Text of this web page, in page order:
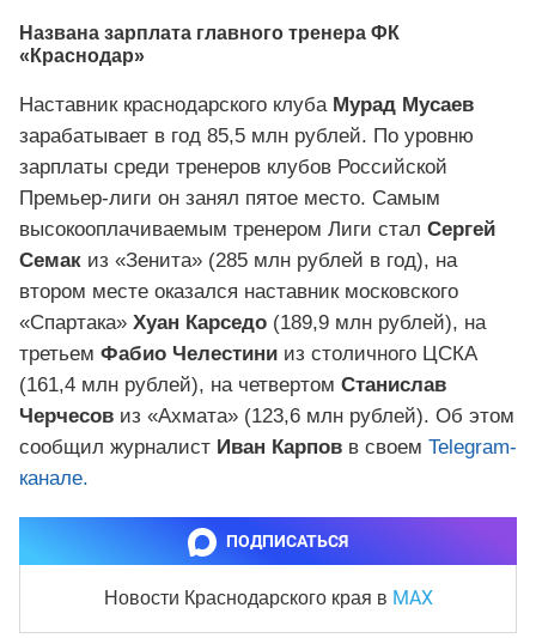
Названа зарплата главного тренера ФК
«Краснодар»
Наставник краснодарского клуба Мурад Мусаев
зарабатывает в год 85,5 млн рублей. По уровню
зарплаты среди тренеров клубов Российской
Премьер-лиги он занял пятое место. Самым
высокооплачиваемым тренером Лиги стал Сергей
Семак из «Зенита» (285 млн рублей в год), на
втором месте оказался наставник московского
«Спартака» Хуан Карседо (189,9 млн рублей), на
третьем Фабио Челестини из столичного ЦСКА
(161,4 млн рублей), на четвертом Станислав
Черчесов из «Ахмата» (123,6 млн рублей). Об этом
сообщил журналист Иван Карпов в своем Telegram-
канале.
ПОДПИСАТЬСЯ
Новости Краснодарского края в MAX